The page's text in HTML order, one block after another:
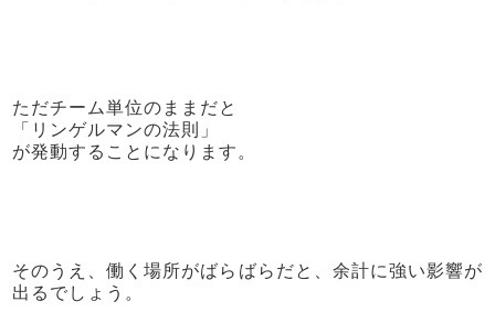
ただチーム単位のままだと
「リンゲルマンの法則」
が発動することになります。
そのうえ、働く場所がばらばらだと、余計に強い影響が
出るでしょう。